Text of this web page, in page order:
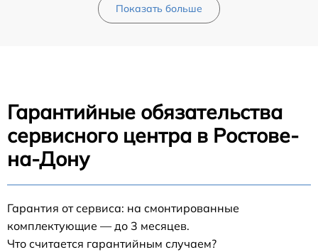
Показать больше
Гарантийные обязательства
сервисного центра в Ростове-
на-Дону
Гарантия от сервиса: на смонтированные
комплектующие — до 3 месяцев.
Что считается гарантийным случаем?